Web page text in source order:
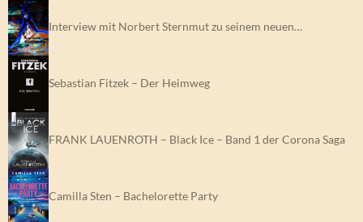
Interview mit Norbert Sternmut zu seinem neuen…
Sebastian Fitzek – Der Heimweg
FRANK LAUENROTH – Black Ice – Band 1 der Corona Saga
Camilla Sten – Bachelorette Party